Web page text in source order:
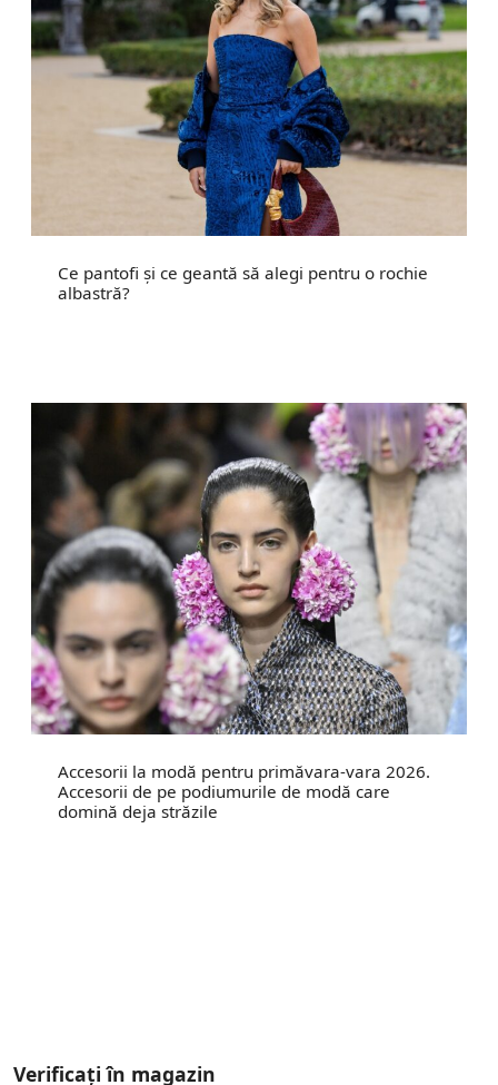
Ce pantofi și ce geantă să alegi pentru o rochie
albastră?
Accesorii la modă pentru primăvara-vara 2026.
Accesorii de pe podiumurile de modă care
domină deja străzile
Verificați în magazin